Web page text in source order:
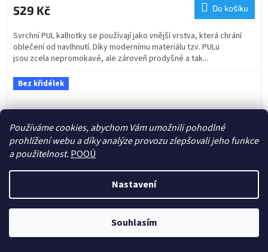
Používáme cookies, abychom Vám umožnili pohodlné
prohlížení webu a díky analýze provozu zlepšovali jeho funkce
a použitelnost. POOÚ
Nastavení
Souhlasím
529 Kč Do košíku
Svrchní PUL kalhotky se používají jako vnější vrstva, která chrání
oblečení od navlhnutí. Díky modernímu materiálu tzv. PULu
jsou zcela nepromokavé, ale zároveň prodyšné a tak...
Bez křidélek